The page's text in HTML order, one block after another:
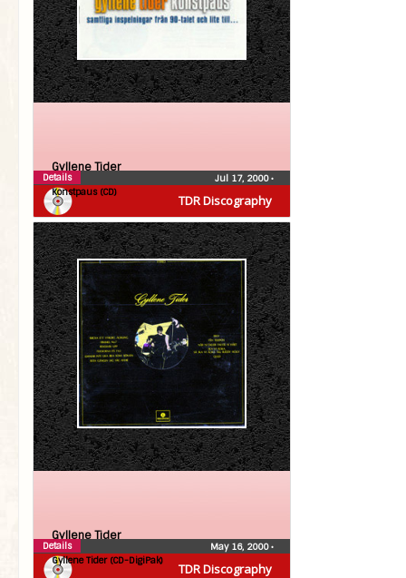
TDR Discography
Gyllene Tider
Konstpaus (CD)
Jul 17, 2000•
Details
TDR Discography
Gyllene Tider
Gyllene Tider (CD-DigiPak)
May 16, 2000•
Details